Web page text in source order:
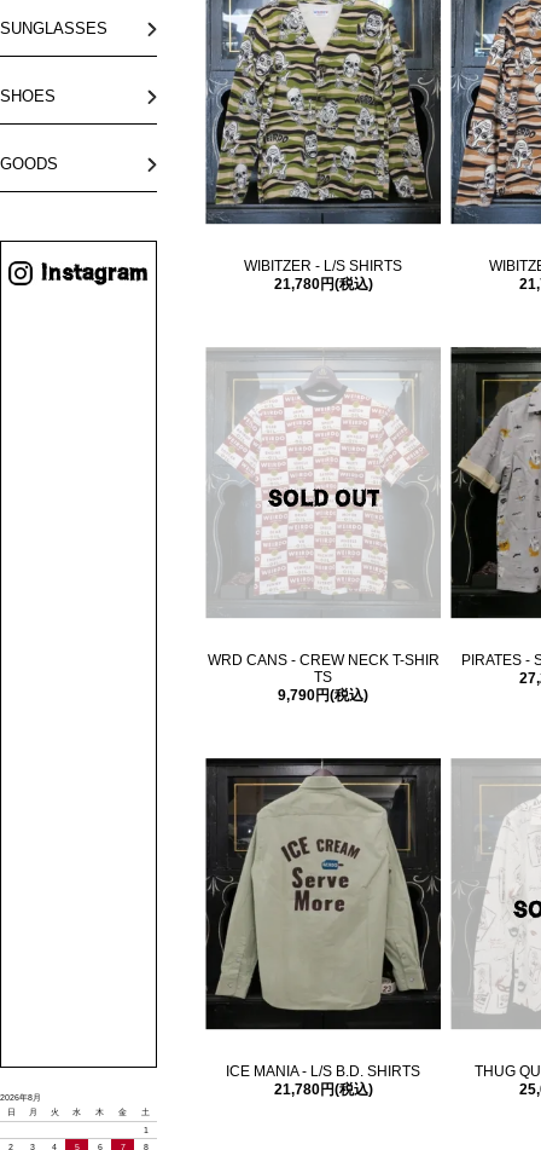
SUNGLASSES
SHOES
GOODS
2026年8月
日
月 火 水 木 金
土
1
2
3 4 5 6 7 8
WIBITZER - L/S SHIRTS
21,780円(税込)
WRD CANS - CREW NECK T-SHIR
TS
9,790円(税込)
PIRATES -
ICE MANIA - L/S B.D. SHIRTS
21,780円(税込)
THUG